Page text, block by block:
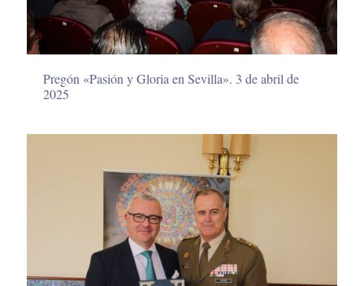
Pregón «Pasión y Gloria en Sevilla». 3 de abril de
2025